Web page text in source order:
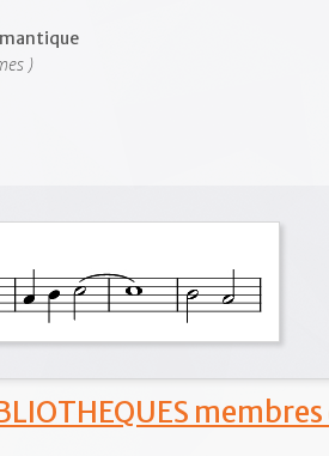
)
membres